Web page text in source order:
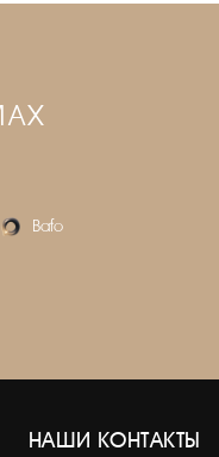
Bafo
НАШИ КОНТАКТЫ